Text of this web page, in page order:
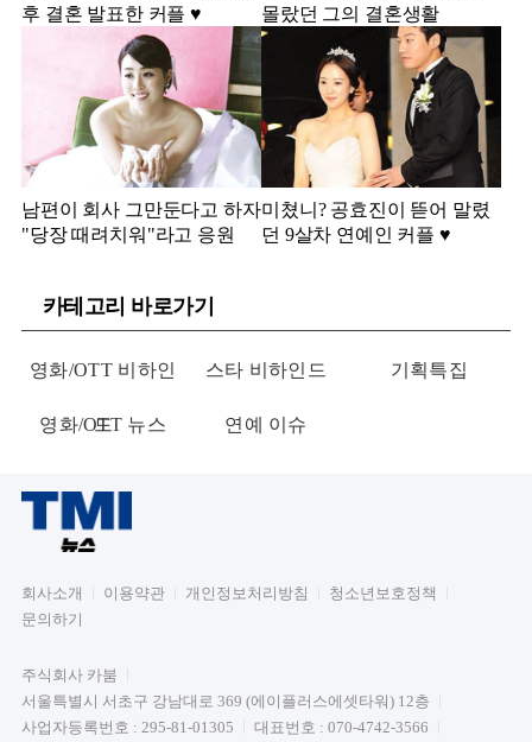
후 결혼 발표한 커플 ♥️
몰랐던 그의 결혼생활
남편이 회사 그만둔다고 하자
"당장 때려치워"라고 응원
미쳤니? 공효진이 뜯어 말렸
던 9살차 연예인 커플 ♥️
카테고리 바로가기
영화/OTT 비하인
드
스타 비하인드 기획특집
영화/OTT 뉴스 연예 이슈
회사소개 이용약관 개인정보처리방침
청소년보호정책
문의하기
주식회사 카붐
서울특별시 서초구 강남대로 369 (에이플러스에셋타워) 12층
사업자등록번호 : 295-81-01305
대표번호 : 070-4742-3566